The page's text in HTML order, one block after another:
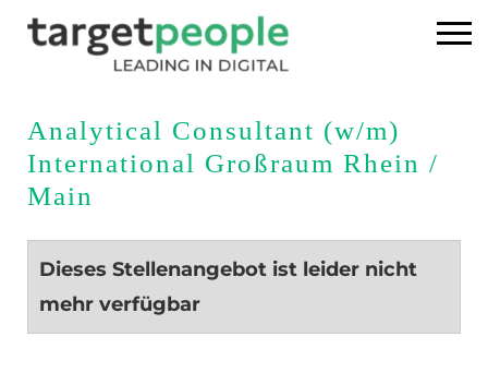
Home
Executive Search
Analytical Consultant (w/m)
International Großraum Rhein /
Main
Dieses Stellenangebot ist leider nicht
mehr verfügbar